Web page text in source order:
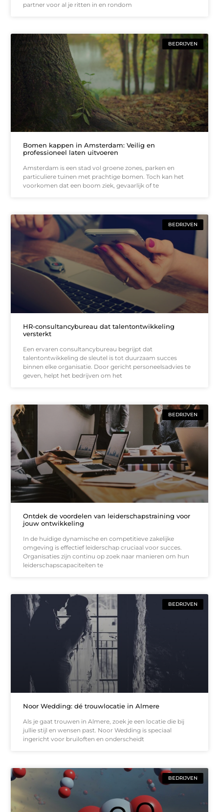
partner voor al je ritten in en rondom
BEDRIJVEN
Bomen kappen in Amsterdam: Veilig en
professioneel laten uitvoeren
Amsterdam is een stad vol groene zones, parken en
particuliere tuinen met prachtige bomen. Toch kan het
voorkomen dat een boom ziek, gevaarlijk of te
BEDRIJVEN
HR-consultancybureau dat talentontwikkeling
versterkt
Een ervaren consultancybureau begrijpt dat
talentontwikkeling de sleutel is tot duurzaam succes
binnen elke organisatie. Door gericht personeelsadvies te
geven, helpt het bedrijven om het
BEDRIJVEN
Ontdek de voordelen van leiderschapstraining voor
jouw ontwikkeling
In de huidige dynamische en competitieve zakelijke
omgeving is effectief leiderschap cruciaal voor succes.
Organisaties zijn continu op zoek naar manieren om hun
leiderschapscapaciteiten te
BEDRIJVEN
Noor Wedding: dé trouwlocatie in Almere
Als je gaat trouwen in Almere, zoek je een locatie die bij
jullie stijl en wensen past. Noor Wedding is speciaal
ingericht voor bruiloften en onderscheidt
BEDRIJVEN